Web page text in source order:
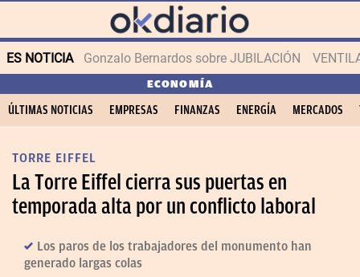
ES NOTICIA Gonzalo Bernardos sobre JUBILACIÓN
ECONOMÍA
ÚLTIMAS NOTICIAS EMPRESAS FINANZAS ENERGÍA MERCADOS
TORRE EIFFEL
La Torre Eiffel cierra sus puertas en
temporada alta por un conflicto laboral
Los paros de los trabajadores del monumento han
generado largas colas